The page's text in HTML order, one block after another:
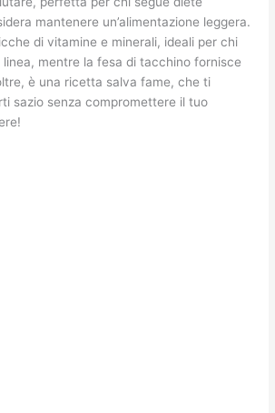
mantenere un’alimentazione leggera.
di vitamine e minerali, ideali per chi
mentre la fesa di tacchino fornisce
è una ricetta salva fame, che ti
sazio senza compromettere il tuo